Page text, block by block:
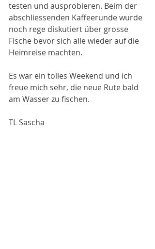
testen und ausprobieren. Beim der
abschliessenden Kaffeerunde wurde
noch rege diskutiert über grosse
Fische bevor sich alle wieder auf die
Heimreise machten.
Es war ein tolles Weekend und ich
freue mich sehr, die neue Rute bald
am Wasser zu fischen.
TL Sascha